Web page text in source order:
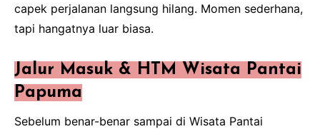
capek perjalanan langsung hilang. Momen sederhana,
tapi hangatnya luar biasa.
Jalur Masuk & HTM Wisata Pantai
Papuma
Sebelum benar-benar sampai di Wisata Pantai